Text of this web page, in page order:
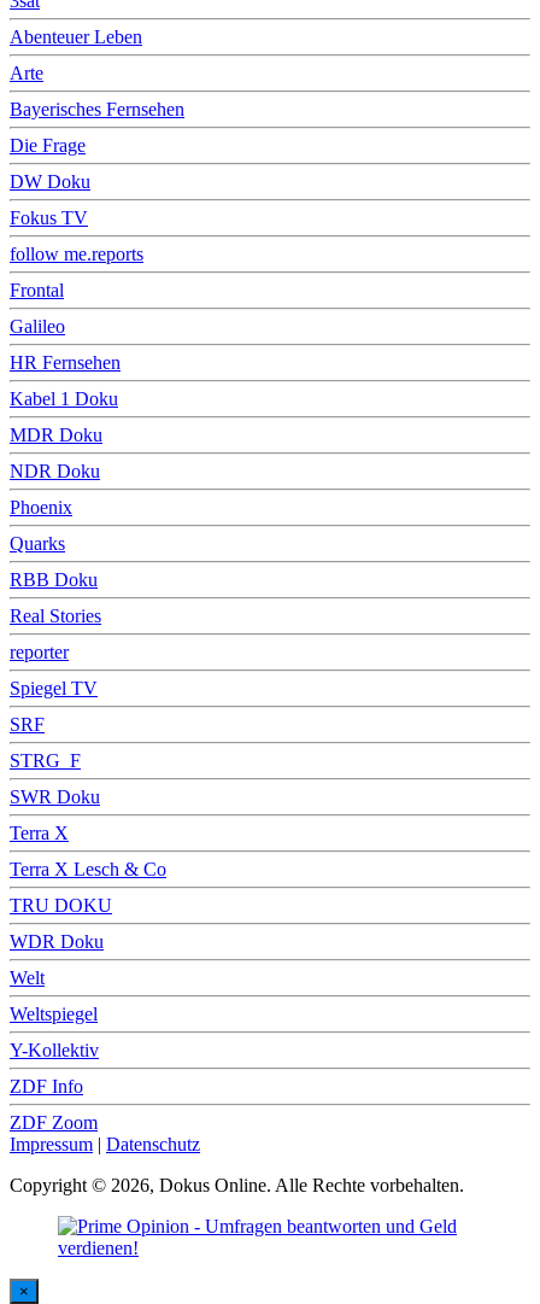
Abenteuer Leben
Arte
Bayerisches Fernsehen
Die Frage
DW Doku
Fokus TV
follow me.reports
Frontal
Galileo
HR Fernsehen
Kabel 1 Doku
MDR Doku
NDR Doku
Phoenix
Quarks
RBB Doku
Real Stories
reporter
Spiegel TV
SRF
STRG_F
SWR Doku
Terra X
Terra X Lesch & Co
TRU DOKU
WDR Doku
Welt
Weltspiegel
Y-Kollektiv
ZDF Info
ZDF Zoom
Impressum | Datenschutz
Copyright © 2026, Dokus Online. Alle Rechte vorbehalten.
×